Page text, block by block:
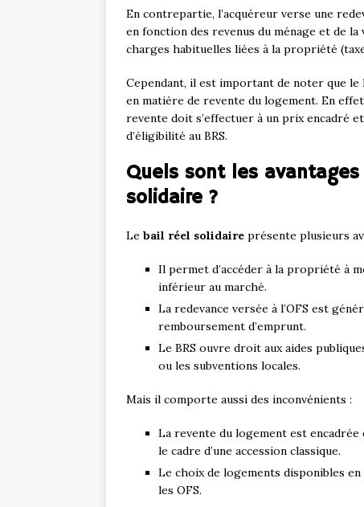
En contrepartie, l’acquéreur verse une
en fonction des revenus du ménage et de
charges habituelles liées à la propriété
Cependant, il est important de noter que le
en matière de revente du logement. En
revente doit s’effectuer à un prix encadré
d’éligibilité au BRS.
Quels sont les
solidaire ?
Le bail réel solidaire présente plusieurs
Il permet d’accéder à la propriété à
inférieur au marché.
La redevance versée à l’OFS est
remboursement d’emprunt.
Le BRS ouvre droit aux aides
ou les subventions locales.
Mais il comporte aussi des inconvénients :
La revente du logement est
le cadre d’une accession classique.
Le choix de logements disponibles
les OFS.